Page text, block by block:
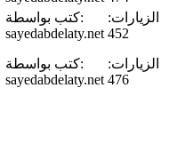
كتب بواسطة:
sayedabdelaty.net
الزيارات:
452
كتب بواسطة:
sayedabdelaty.net
الزيارات:
476